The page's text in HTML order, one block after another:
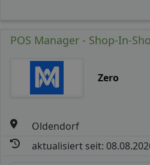
POS Manager - Shop-In-
Zero
Oldendorf
aktualisiert seit: